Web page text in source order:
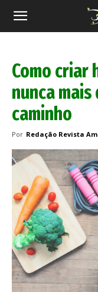
Revista
Como criar
nunca
caminho
Por Redação Revista